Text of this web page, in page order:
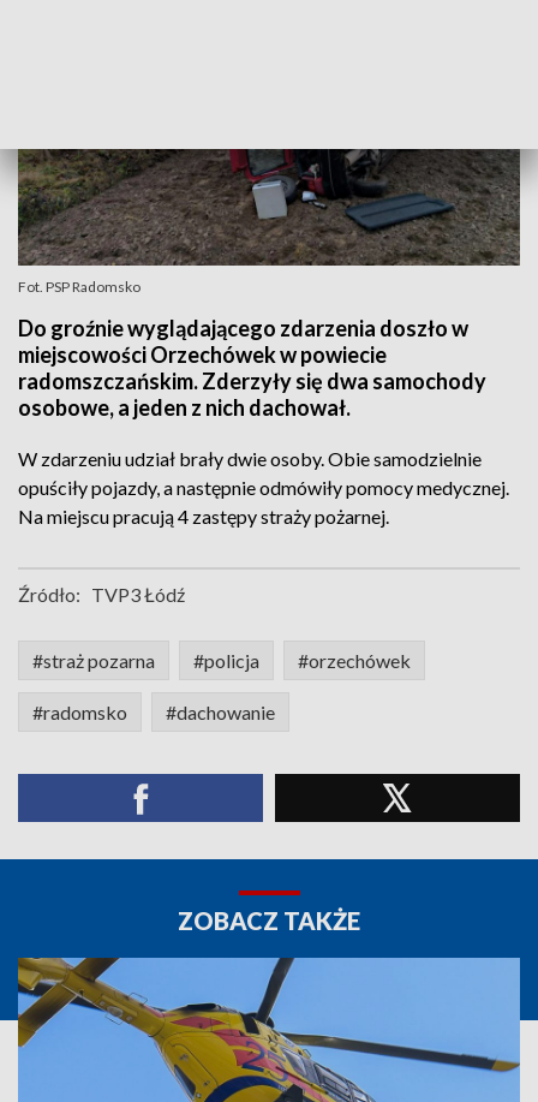
Fot. PSP Radomsko
Do groźnie wyglądającego zdarzenia doszło w
miejscowości Orzechówek w powiecie
radomszczańskim. Zderzyły się dwa samochody
osobowe, a jeden z nich dachował.
W zdarzeniu udział brały dwie osoby. Obie samodzielnie
opuściły pojazdy, a następnie odmówiły pomocy medycznej.
Na miejscu pracują 4 zastępy straży pożarnej.
Źródło: TVP3 Łódź
#straż pozarna #policja #orzechówek
#radomsko #dachowanie
ZOBACZ TAKŻE